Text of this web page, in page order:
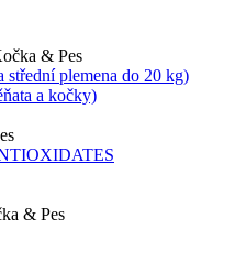
& Pes
střední plemena do 20 kg)
a kočky)
& Pes